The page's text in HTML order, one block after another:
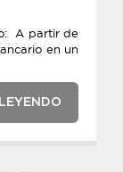
A partir de
en un